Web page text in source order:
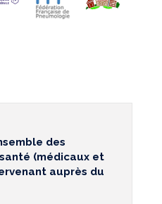
des
(médicaux et
auprès du